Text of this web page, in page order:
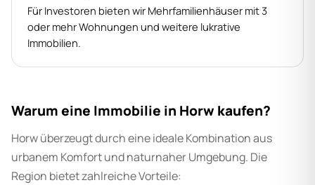
Für Investoren bieten wir Mehrfamilienhäuser mit 3
oder mehr Wohnungen und weitere lukrative
Immobilien.
Warum eine Immobilie in Horw kaufen?
Horw überzeugt durch eine ideale Kombination aus
urbanem Komfort und naturnaher Umgebung. Die
Region bietet zahlreiche Vorteile: